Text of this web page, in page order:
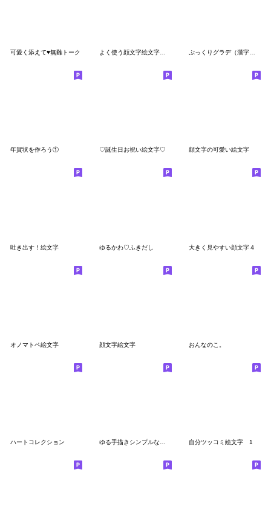
可愛く添えて♥無難トーク ぷっくりグラデ（漢字あり）
年賀状を作ろう① ♡誕生日お祝い絵文字♡ 顔文字の可愛い絵文字
吐き出す！絵文字 ゆるかわ♡ふきだし 大きく見やすい顔文字４
オノマトペ絵文字 顔文字絵文字 おんなのこ。
ハートコレクション ゆる手描きシンプルな絵文字 顔 表情 自分ツッコミ絵文字 1